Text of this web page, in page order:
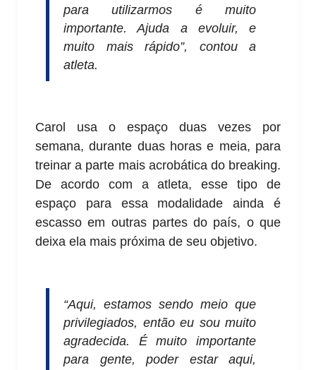
para utilizarmos é muito
importante. Ajuda a evoluir, e
muito mais rápido”, contou a
atleta.
Carol usa o espaço duas vezes por
semana, durante duas horas e meia, para
treinar a parte mais acrobática do breaking.
De acordo com a atleta, esse tipo de
espaço para essa modalidade ainda é
escasso em outras partes do país, o que
deixa ela mais próxima de seu objetivo.
“Aqui, estamos sendo meio que
privilegiados, então eu sou muito
agradecida. É muito importante
para gente, poder estar aqui,